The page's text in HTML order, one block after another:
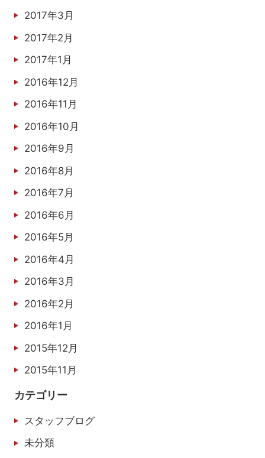
2017年3月
2017年2月
2017年1月
2016年12月
2016年11月
2016年10月
2016年9月
2016年8月
2016年7月
2016年6月
2016年5月
2016年4月
2016年3月
2016年2月
2016年1月
2015年12月
2015年11月
カテゴリー
スタッフブログ
未分類